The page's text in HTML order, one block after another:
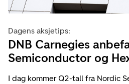
Dagens aksjetips:
DNB Carnegies
Semiconductor og
I dag kommer Q2-tall fra Nordic